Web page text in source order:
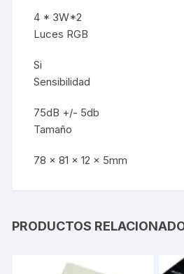
4 * 3W*2
Luces RGB
Si
Sensibilidad
75dB +/- 5db
Tamaño
78 x 81 x 12 x 5mm
PRODUCTOS